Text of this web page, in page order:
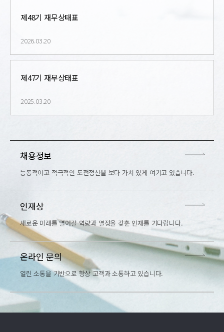
제48기 재무상태표
2026.03.20
제47기 재무상태표
2025.03.20
채용정보
능동적이고 적극적인 도전정신을 보다 가치 있게 여기고 있습니다.
인재상
새로운 미래를 열어갈 역량과 열정을 갖춘 인재를 기다립니다.
온라인 문의
열린 소통을 기반으로 항상 고객과 소통하고 있습니다.